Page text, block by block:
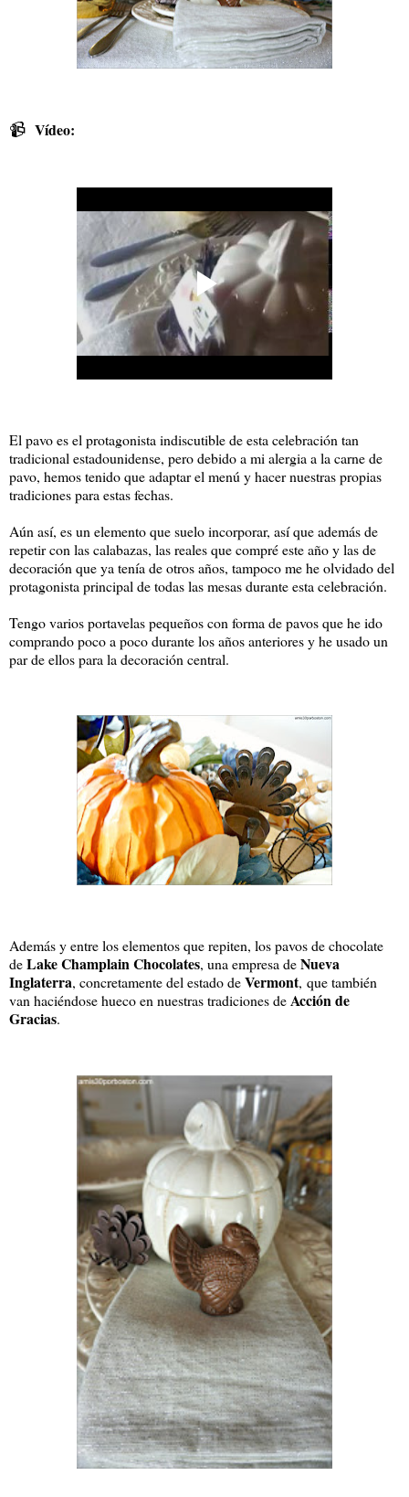
📹 Vídeo:
El pavo es el protagonista indiscutible de esta celebración tan
tradicional estadounidense, pero debido a mi alergia a la carne de
pavo, hemos tenido que adaptar el menú y hacer nuestras propias
tradiciones para estas fechas.
Aún así, es un elemento que suelo incorporar, así que además de
repetir con las calabazas, las reales que compré este año y las de
decoración que ya tenía de otros años, tampoco me he olvidado del
protagonista principal de todas las mesas durante esta celebración.
Tengo varios portavelas pequeños con forma de pavos que he ido
comprando poco a poco durante los años anteriores y he usado un
par de ellos para la decoración central.
Además y entre los elementos que repiten, los pavos de chocolate
deLake Champlain Chocolates, una empresa deNueva
Inglaterra, concretamente del estado deVermont, que también
van haciéndose hueco en nuestras tradiciones deAcción de
Gracias.